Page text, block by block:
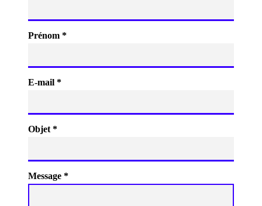
Prénom *
E-mail *
Objet *
Message *